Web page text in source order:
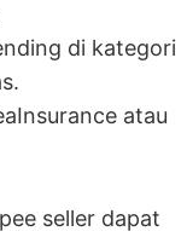
di kategori
atau
seller dapat